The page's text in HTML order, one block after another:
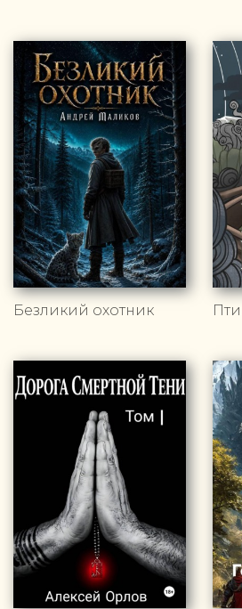
Безликий охотник